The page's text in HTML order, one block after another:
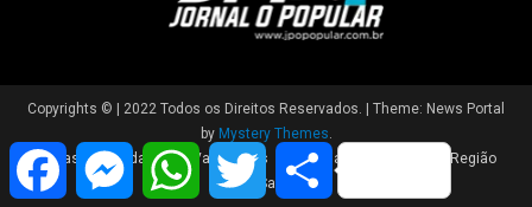
Copyrights © | 2022 Todos os Direitos Reservados.
Theme: News Portal
by Mystery Themes.
Brasil
Cidade Variedades Polícia
Região
Saúde
FacebookMessengerWhatsAppTwitter Share